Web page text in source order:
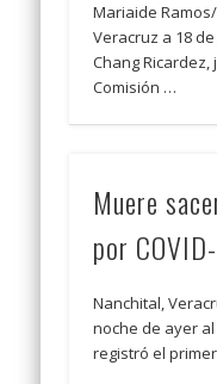
Mariaide
Veracruz a 18
Chang
Comisión …
Muere
por
Nanchital,
noche de ayer
registró el